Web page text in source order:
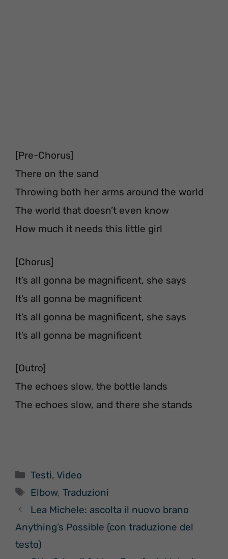
[Pre-Chorus]
There on the sand
Throwing both her arms around the world
The world that doesn’t even know
How much it needs this little girl
[Chorus]
It’s all gonna be magnificent, she says
It’s all gonna be magnificent
It’s all gonna be magnificent, she says
It’s all gonna be magnificent
[Outro]
The echoes slow, the bottle lands
The echoes slow, and there she stands
Categorie
Testi,Video
Tag
Elbow,Traduzioni
Lea Michele: ascolta il nuovo brano
Anything’s Possible (con traduzione del
testo)